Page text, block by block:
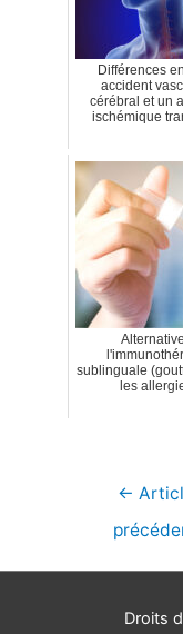
Différences
accident
cérébral et un
ischémique
sublinguale
les
←
Droits